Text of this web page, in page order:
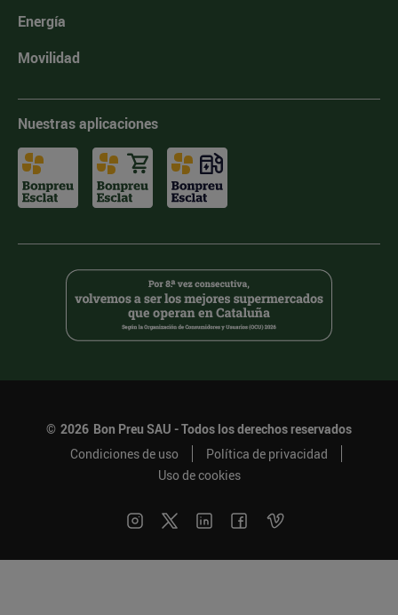
Energía
Movilidad
Nuestras aplicaciones
© 2026 Bon Preu SAU - Todos los derechos reservados
Condiciones de uso
Política de privacidad
Uso de cookies